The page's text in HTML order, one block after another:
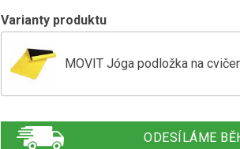
Varianty produktu
MOVIT Jóga podložka na
ODESÍLÁME